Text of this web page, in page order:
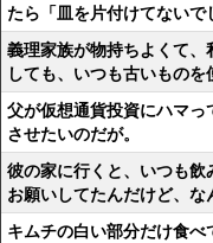
たら「皿を片付けてないで
義理家族が物持ちよくて、
しても、いつも古いものを
父が仮想通貨投資にハマ
させたいのだが。
彼の家に行くと、いつも
お願いしてたんだけど、な
キムチの白い部分だけ食